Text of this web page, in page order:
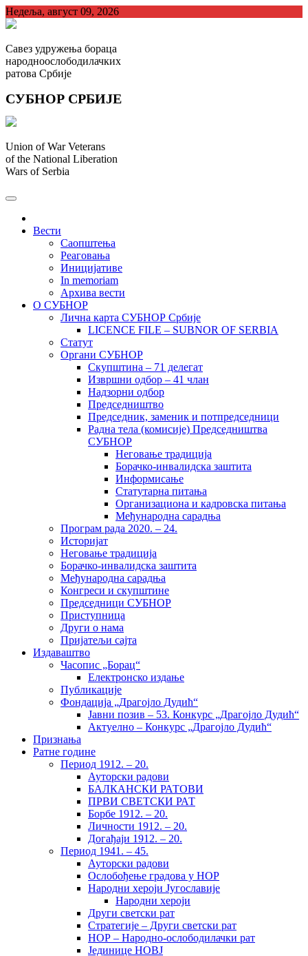
Skip
to
Недеља, август 09, 2026
Савез удружења бораца
народноослободилачких
ратова Србије
СУБНОР СРБИЈЕ
Union of War Veterans
of the National Liberation
Wars of Serbia
Вести
Саопштења
Реаговања
Иницијативе
In memoriam
Архива вести
О СУБНОР
Лична карта СУБНОР Србије
LICENCE FILE – SUBNOR OF SERBIA
Статут
Органи СУБНОР
Скупштина – 71 делегат
Извршни одбор – 41 члан
Надзорни одбор
Председништво
Председник, заменик и потпредседници
Радна тела (комисије) Председништва
СУБНОР
Неговање традиција
Борачко-инвалидска заштита
Информисање
Статутарна питања
Организациона и кадровска питања
Међународна сарадња
Програм рада 2020. – 24.
Историјат
Неговање традиција
Борачко-инвалидска заштита
Међународна сарадња
Конгреси и скупштине
Председници СУБНОР
Приступница
Други о нама
Пријатељи сајта
Издаваштво
Часопис „Борац“
Електронско издање
Публикације
Фондација „Драгојло Дудић“
Јавни позив – 53. Конкурс „Драгојло Дудић“
Актуелно – Конкурс „Драгојло Дудић“
Признања
Ратне године
Период 1912. – 20.
Ауторски радови
БАЛКАНСКИ РАТОВИ
ПРВИ СВЕТСКИ РАТ
Борбе 1912. – 20.
Личности 1912. – 20.
Догађаји 1912. – 20.
Период 1941. – 45.
Ауторски радови
Ослобођење градова у НОР
Народни хероји Југославије
Народни хероји
Други светски рат
Стратегије – Други светски рат
НОР – Народно-ослободилачки рат
Јединице НОВЈ